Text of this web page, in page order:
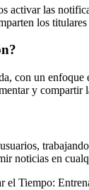
activar las
los
con un
y compartir
noticias en
el Tiempo: